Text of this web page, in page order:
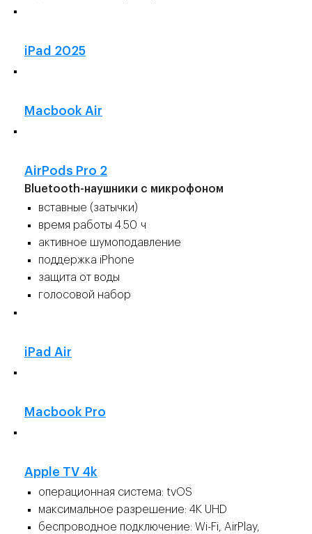
iPad 2025
Macbook Air
AirPods Pro 2
Bluetooth-наушники с микрофоном
вставные (затычки)
время работы 4.50 ч
активное шумоподавление
поддержка iPhone
защита от воды
голосовой набор
iPad Air
Macbook Pro
Apple TV 4k
операционная система: tvOS
максимальное разрешение: 4K UHD
беспроводное подключение: Wi-Fi, AirPlay,